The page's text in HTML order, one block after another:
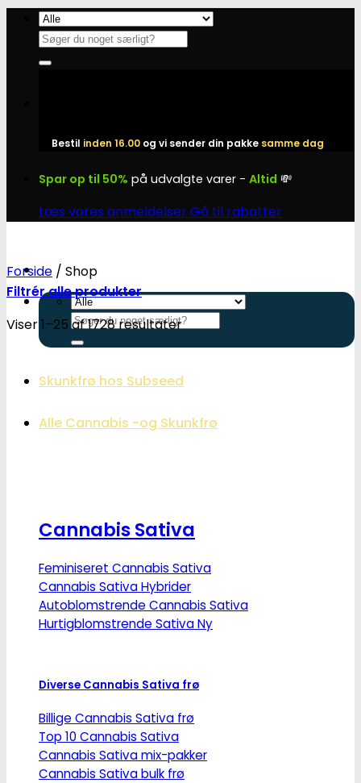
Fortsæt
indhold
Søg
efter:
Bestil inden 16.00 og vi sender din pakke samme dag
Spar op til 50% på udvalgte varer - Altid 💸
Læs vores anmeldelserGå til rabatter
Søg
efter:
Skunkfrø hos Subseed
Alle Cannabis -og Skunkfrø
Cannabis Sativa
Feminiseret Cannabis Sativa
Cannabis Sativa Hybrider
Autoblomstrende Cannabis Sativa
Hurtigblomstrende Sativa
Diverse Cannabis Sativa frø
Billige Cannabis Sativa frø
Top 10 Cannabis Sativa
Cannabis Sativa mix-pakker
Cannabis Sativa bulk frø
Forside / Shop
Filtrér alle produkter
Viser 1–25 af 1728 resultater